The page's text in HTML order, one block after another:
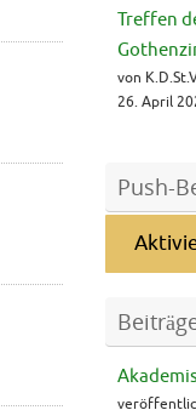
Treffen
von
26. April
Push-